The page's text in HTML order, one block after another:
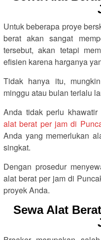
Untuk beberapa proye
berat akan sangat
tersebut, akan tetapi
efisien karena harganya
Tidak hanya itu,
minggu atau bulan terlalu
Anda tidak perlu khawatir
alat berat per jam di
Anda yang memerlukan
singkat.
Dengan prosedur
alat berat per jam di
proyek Anda.
Sewa Alat